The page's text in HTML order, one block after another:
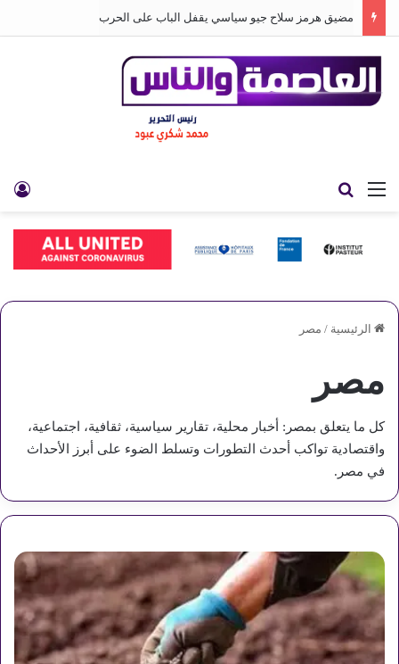
مضيق هرمز سلاح جيو سياسي يقفل الباب على الحرب
القائمة
الرئيسية / مصر
مصر
كل ما يتعلق بمصر: أخبار محلية، تقارير سياسية، ثقافية، اجتماعية،
واقتصادية تواكب أحدث التطورات وتسلط الضوء على أبرز الأحداث
في مصر.